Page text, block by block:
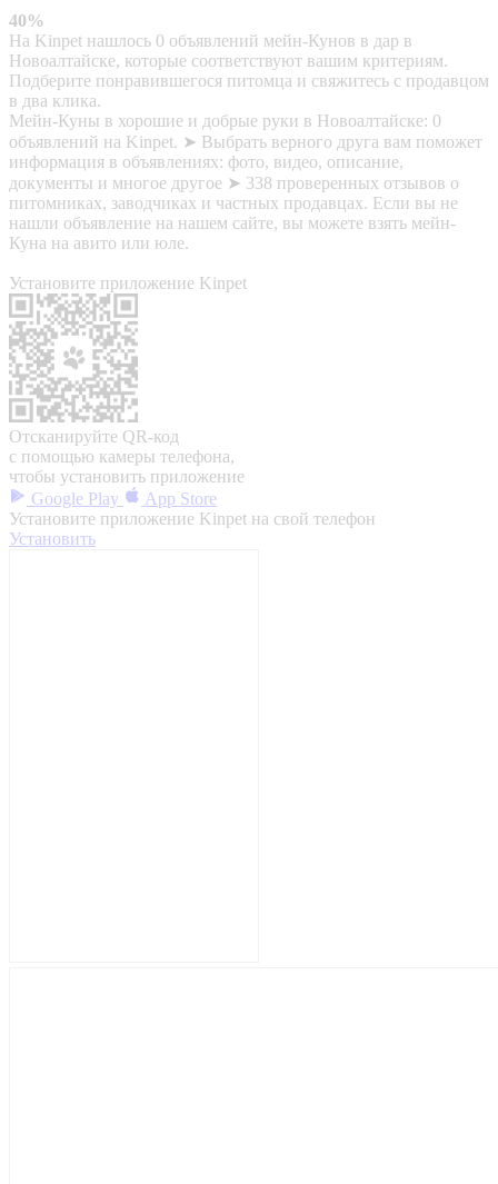
40%
На Kinpet нашлось 0 объявлений мейн-Кунов в дар в
Новоалтайске, которые соответствуют вашим критериям.
Подберите понравившегося питомца и свяжитесь с продавцом
в два клика.
Мейн-Куны в хорошие и добрые руки в Новоалтайске: 0
объявлений на Kinpet. ➤ Выбрать верного друга вам поможет
информация в объявлениях: фото, видео, описание,
документы и многое другое ➤ 338 проверенных отзывов о
питомниках, заводчиках и частных продавцах. Если вы не
нашли объявление на нашем сайте, вы можете взять мейн-
Куна на авито или юле.
Установите приложение Kinpet
Отсканируйте QR-код
с помощью камеры телефона,
чтобы установить приложение
Google Play
App Store
Установите приложение Kinpet на свой телефон
Установить